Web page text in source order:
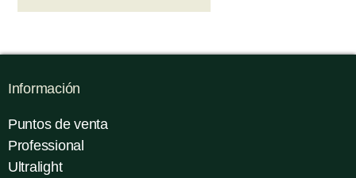
Información
Puntos de venta
Professional
Ultralight